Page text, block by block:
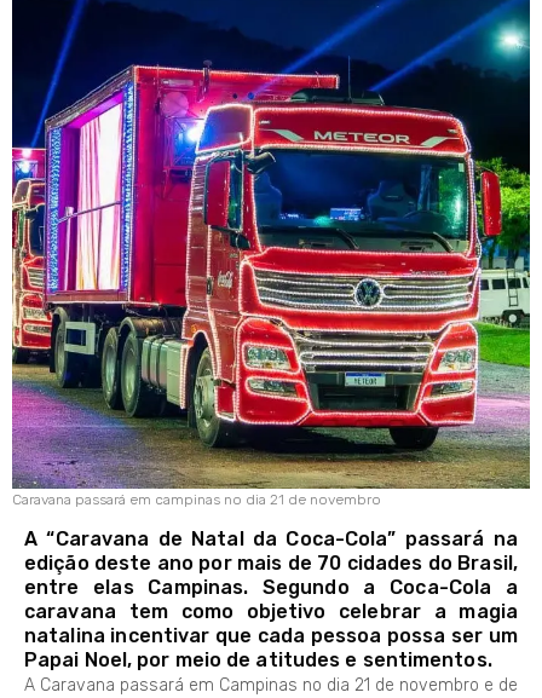
Caravana passará em campinas no dia 21 de novembro
A “Caravana de Natal da Coca-Cola” passará na
edição deste ano por mais de 70 cidades do Brasil,
entre elas Campinas. Segundo a Coca-Cola a
caravana tem como objetivo celebrar a magia
natalina incentivar que cada pessoa possa ser um
Papai Noel, por meio de atitudes e sentimentos.
A Caravana passará em Campinas no dia 21 de novembro e de